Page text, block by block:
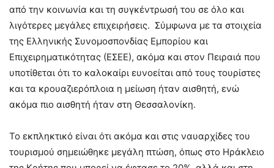
από την κοινωνία και τη συγκέντρωσή του σε όλο και
λιγότερες μεγάλες επιχειρήσεις. Σύμφωνα με τα στοιχεία
της Ελληνικής Συνομοσπονδίας Εμπορίου και
Επιχειρηματικότητας (ΕΣΕΕ), ακόμα και στον Πειραιά που
υποτίθεται ότι το καλοκαίρι ευνοείται από τους τουρίστες
και τα κρουαζιερόπλοια η μείωση ήταν αισθητή, ενώ
ακόμα πιο αισθητή ήταν στη Θεσσαλονίκη.
Το εκπληκτικό είναι ότι ακόμα και στις ναυαρχίδες του
τουρισμού σημειώθηκε μεγάλη πτώση, όπως στο Ηράκλειο